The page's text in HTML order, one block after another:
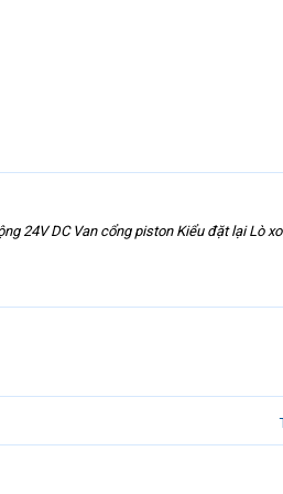
24V DC Van cổng piston Kiểu đặt lại Lò